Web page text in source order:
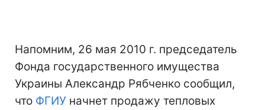
Напомним, 26 мая 2010 г. председатель
Фонда государственного имущества
Украины Александр Рябченко сообщил,
что ФГИУ начнет продажу тепловых